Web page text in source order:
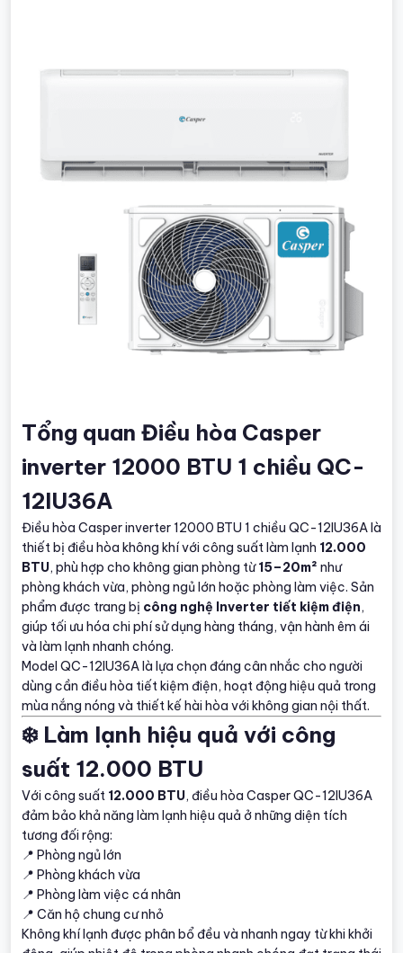
Tổng quan Điều hòa Casper
inverter 12000 BTU 1 chiều QC-
12IU36A
Điều hòa Casper inverter 12000 BTU 1 chiều QC-12IU36A là
thiết bị điều hòa không khí với công suất làm lạnh 12.000
BTU, phù hợp cho không gian phòng từ15–20m² như
phòng khách vừa, phòng ngủ lớn hoặc phòng làm việc. Sản
phẩm được trang bị công nghệ Inverter tiết kiệm điện,
giúp tối ưu hóa chi phí sử dụng hàng tháng, vận hành êm ái
và làm lạnh nhanh chóng.
Model QC-12IU36A là lựa chọn đáng cân nhắc cho người
dùng cần điều hòa tiết kiệm điện, hoạt động hiệu quả trong
mùa nắng nóng và thiết kế hài hòa với không gian nội thất.
❄️ Làm lạnh hiệu quả với công
suất 12.000 BTU
Với công suất 12.000 BTU, điều hòa Casper QC-12IU36A
đảm bảo khả năng làm lạnh hiệu quả ở những diện tích
tương đối rộng:
📍 Phòng ngủ lớn
📍 Phòng khách vừa
📍 Phòng làm việc cá nhân
📍 Căn hộ chung cư nhỏ
Không khí lạnh được phân bổ đều và nhanh ngay từ khi khởi